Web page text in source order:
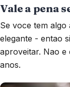
Vale a pena
Se voce tem
elegante - entao
aproveitar. Nao e
anos.